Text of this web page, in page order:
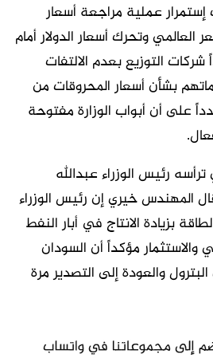
إستمرار عملية مراجعة أسعار
وتحرك أسعار الدولار أمام
التوزيع بعدم الالتفات
بشأن أسعار المحروقات من
على أن أبواب الوزارة مفتوحة
رئيس الوزراء عبدالله
المهندس خيري إن رئيس الوزراء
بزيادة الانتاج في أبار النفط
مؤكداً أن السودان
البترول والعودة إلى التصدير مرة